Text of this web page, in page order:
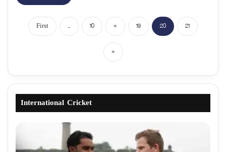
First ... 10 « 19 20 21
»
International Cricket